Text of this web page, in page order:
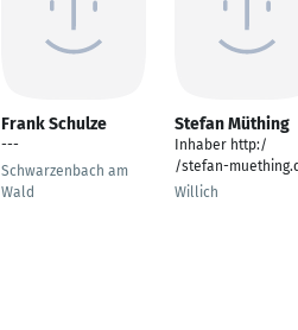
Frank Schulze
---
Schwarzenbach am
Wald
Stefan Müthing
Inhaber http:/
/stefan-
Willich